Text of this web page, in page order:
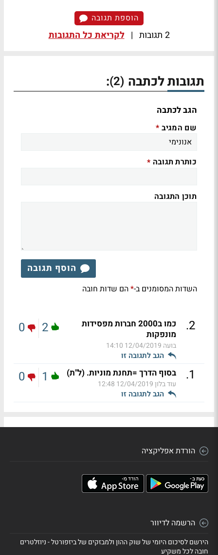
הוספת תגובה
2 תגובות | לקריאת כל התגובות
תגובות לכתבה (2)
:
הגב לכתבה
שם המגיב *
כותרת תגובה *
תוכן התגובה
הוסף תגובה
השדות המסומנים ב-*הם שדות חובה
2
.
כמו ב2000 חברות מפסידות
מונפקות
בועה 12/04/2019 14:10
הגב לתגובה זו
2
0
1
. בסוף הדרך =תחנת מוניות. (ל"ת)
עוד בלון12/04/2019 12:48
הגב לתגובה זו
1
0
הורדת אפליקציה
הרשמה לדיוור
הירשם לסיכום היומי של שוק ההון ולמבזקים של ביזפורטל - ניוזלטרים
חובה לכל משקיע